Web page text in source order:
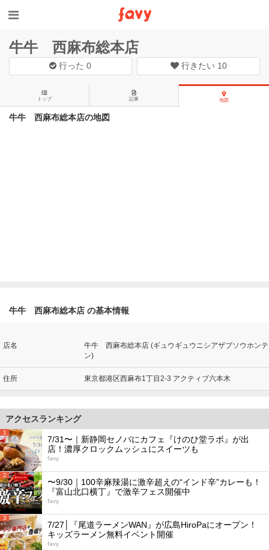
牛牛 西麻布総本店
行った0 行きたい 10
トップ 記事 地図
牛牛 西麻布総本店の地図
牛牛 西麻布総本店 の基本情報
店名
牛牛 西麻布総本店 (ギュウギュウニシアザブソウホンテ
ン)
住所 東京都港区西麻布1丁目2-3 アクティブ六本木
アクセスランキング
1
7/31〜｜新静岡セノバにカフェ『けのひ堂ラボ』が出
店！濃厚クロックムッシュにスイーツも
favy
2
〜9/30｜100辛麻辣湯に激辛超えの“インド辛”カレーも！
『富山北口横丁』で激辛フェス開催中
favy
3
7/27│『尾道ラーメンWAN』が広島HiroPaにオープン！
キッズラーメン無料イベント開催
favy